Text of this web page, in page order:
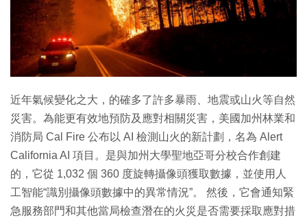
近年氣候變化之大，的確多了許多暴雨、地震或山火等自然
災害。為能更有效地預防及應對相關災害，美國加州林業和
消防局 Cal Fire 公布以 AI 檢測山火的新計劃，名為 Alert
California AI 項目。是與加州大學聖地亞哥分校合作創建
的，它從 1,032 個 360 度旋轉攝像頭獲取數據，並使用人
工智能“識別攝像頭數據中的異常情況”。 然後，它會通知緊
急服務部門和其他當局檢查潛在的火災是否需要採取應對措